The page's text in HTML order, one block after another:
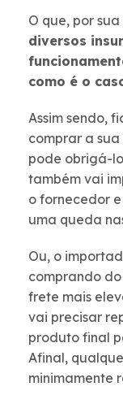
O que, por sua
diversos
como é o
Assim sendo,
comprar a
pode obrigá-
também vai
o fornecedor
uma queda
Ou, o
comprando
frete mais
vai precisar
produto final
Afinal,
minimamente